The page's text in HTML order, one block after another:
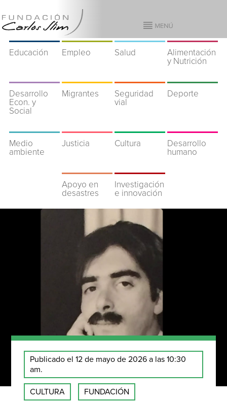
Educación Empleo Salud
Alimentación
y Nutrición
Desarrollo
Econ. y
Social
Migrantes
Seguridad
vial
Deporte
Medio
ambiente
Justicia Cultura
Desarrollo
humano
Apoyo en
desastres
Investigación
e innovación
Publicado el 12 de mayo de 2026 a las 10:30
am.
CULTURA FUNDACIÓN